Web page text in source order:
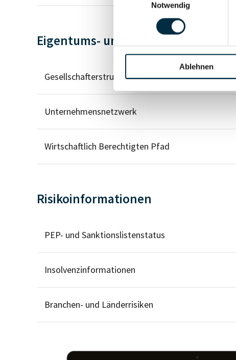
Notwendig
Ablehnen
Eigentums- und Kontrollstruktur
Gesellschafterstruktur
Unternehmensnetzwerk
Wirtschaftlich Berechtigten Pfad
Risikoinformationen
PEP- und Sanktionslistenstatus
Insolvenzinformationen
Branchen- und Länderrisiken